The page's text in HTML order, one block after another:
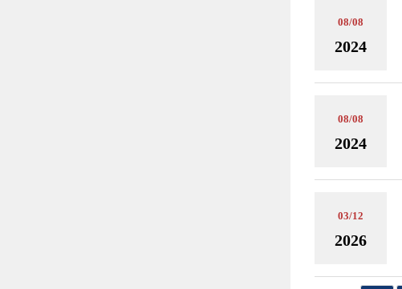
08/08
2024
08/08
2024
03/12
2026